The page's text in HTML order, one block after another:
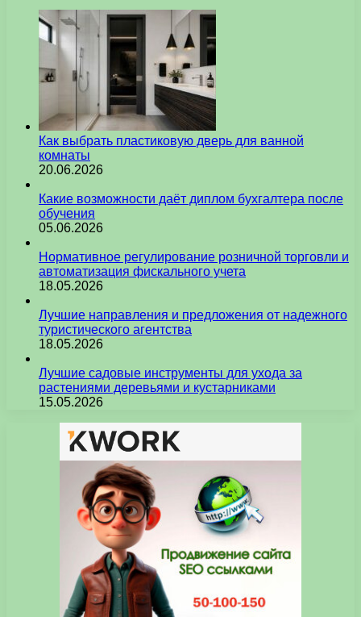
Как выбрать пластиковую дверь для ванной
комнаты
20.06.2026
Какие возможности даёт диплом бухгалтера после
обучения
05.06.2026
Нормативное регулирование розничной торговли и
автоматизация фискального учета
18.05.2026
Лучшие направления и предложения от надежного
туристического агентства
18.05.2026
Лучшие садовые инструменты для ухода за
растениями деревьями и кустарниками
15.05.2026